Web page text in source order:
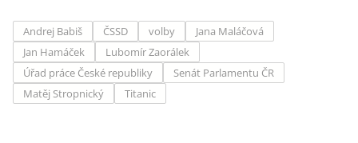
Andrej Babiš ČSSD volby
Jana Maláčová
Jan Hamáček
Lubomír Zaorálek
Úřad práce České republiky
Senát Parlamentu ČR
Matěj Stropnický
Titanic